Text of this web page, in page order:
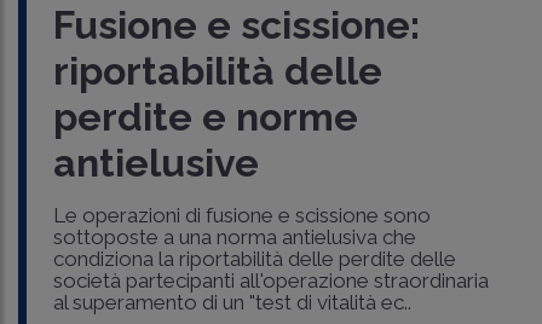
Fusione e scissione:
riportabilità delle
perdite e norme
antielusive
Le operazioni di fusione e scissione sono
sottoposte a una norma antielusiva che
condiziona la riportabilità delle perdite delle
società partecipanti all'operazione straordinaria
al superamento di un "test di vitalità ec..